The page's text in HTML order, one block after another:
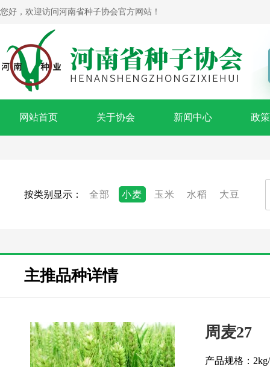
您好，欢迎访问河南省种子协会官方网站！
网站首页 关于协会 新闻中心 政
按类别显示： 全部 小麦 玉米 水稻 大豆
主推品种详情
周麦27
产品规格：